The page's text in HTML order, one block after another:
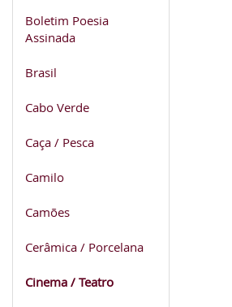
Boletim Poesia
Assinada
Brasil
Cabo Verde
Caça / Pesca
Camilo
Camões
Cerâmica / Porcelana
Cinema / Teatro